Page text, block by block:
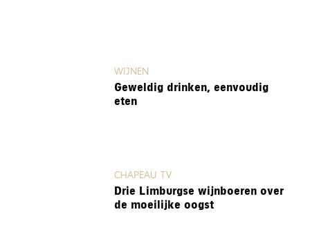
WIJNEN
Geweldig drinken, eenvoudig
eten
CHAPEAU TV
Drie Limburgse wijnboeren over
de moeilijke oogst